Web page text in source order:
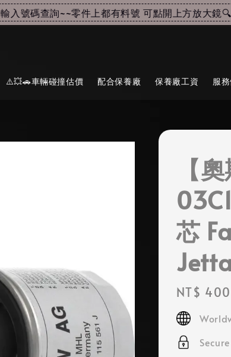
號碼查詢~~零件上都有料號 可點開上方放大鏡🔍
⚠️💥🚗車輛碰撞估價 配合保養廠 保養廠工資 服
【
芯
Regular
price
NT$ 400